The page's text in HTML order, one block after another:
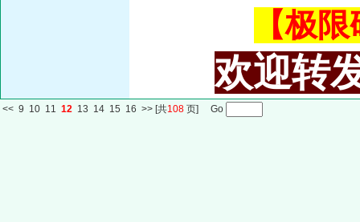
【极
欢迎转
<< 9 10 11 12 13 14 15 16 >> [共108 页] Go